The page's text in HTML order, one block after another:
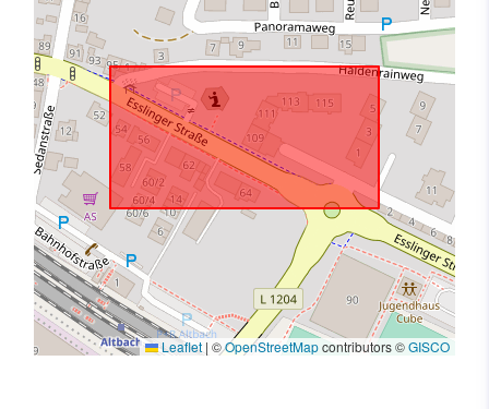
Leaflet | ©OpenStreetMapcontributors ©GISCO